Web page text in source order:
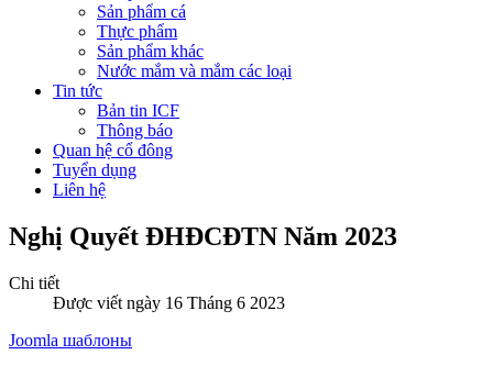
Sản phẩm cá
Thực phẩm
Sản phẩm khác
Nước mắm và mắm các loại
Tin tức
Bản tin ICF
Thông báo
Quan hệ cổ đông
Tuyển dụng
Liên hệ
Nghị Quyết ĐHĐCĐTN Năm 2023
Chi tiết
Được viết ngày 16 Tháng 6 2023
Joomla шаблоны